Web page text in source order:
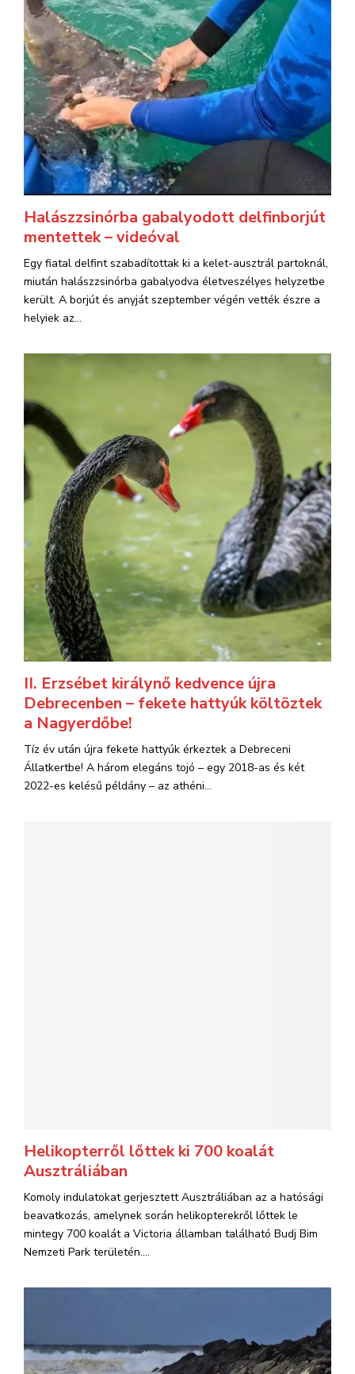
Halászzsinórba gabalyodott delfinborjút
mentettek – videóval
Egy fiatal delfint szabadítottak ki a kelet-ausztrál partoknál,
miután halászzsinórba gabalyodva életveszélyes helyzetbe
került. A borjút és anyját szeptember végén vették észre a
helyiek az...
II. Erzsébet királynő kedvence újra
Debrecenben – fekete hattyúk költöztek
a Nagyerdőbe!
Tíz év után újra fekete hattyúk érkeztek a Debreceni
Állatkertbe! A három elegáns tojó – egy 2018-as és két
2022-es kelésű példány – az athéni...
Helikopterről lőttek ki 700 koalát
Ausztráliában
Komoly indulatokat gerjesztett Ausztráliában az a hatósági
beavatkozás, amelynek során helikopterekről lőttek le
mintegy 700 koalát a Victoria államban található Budj Bim
Nemzeti Park területén....